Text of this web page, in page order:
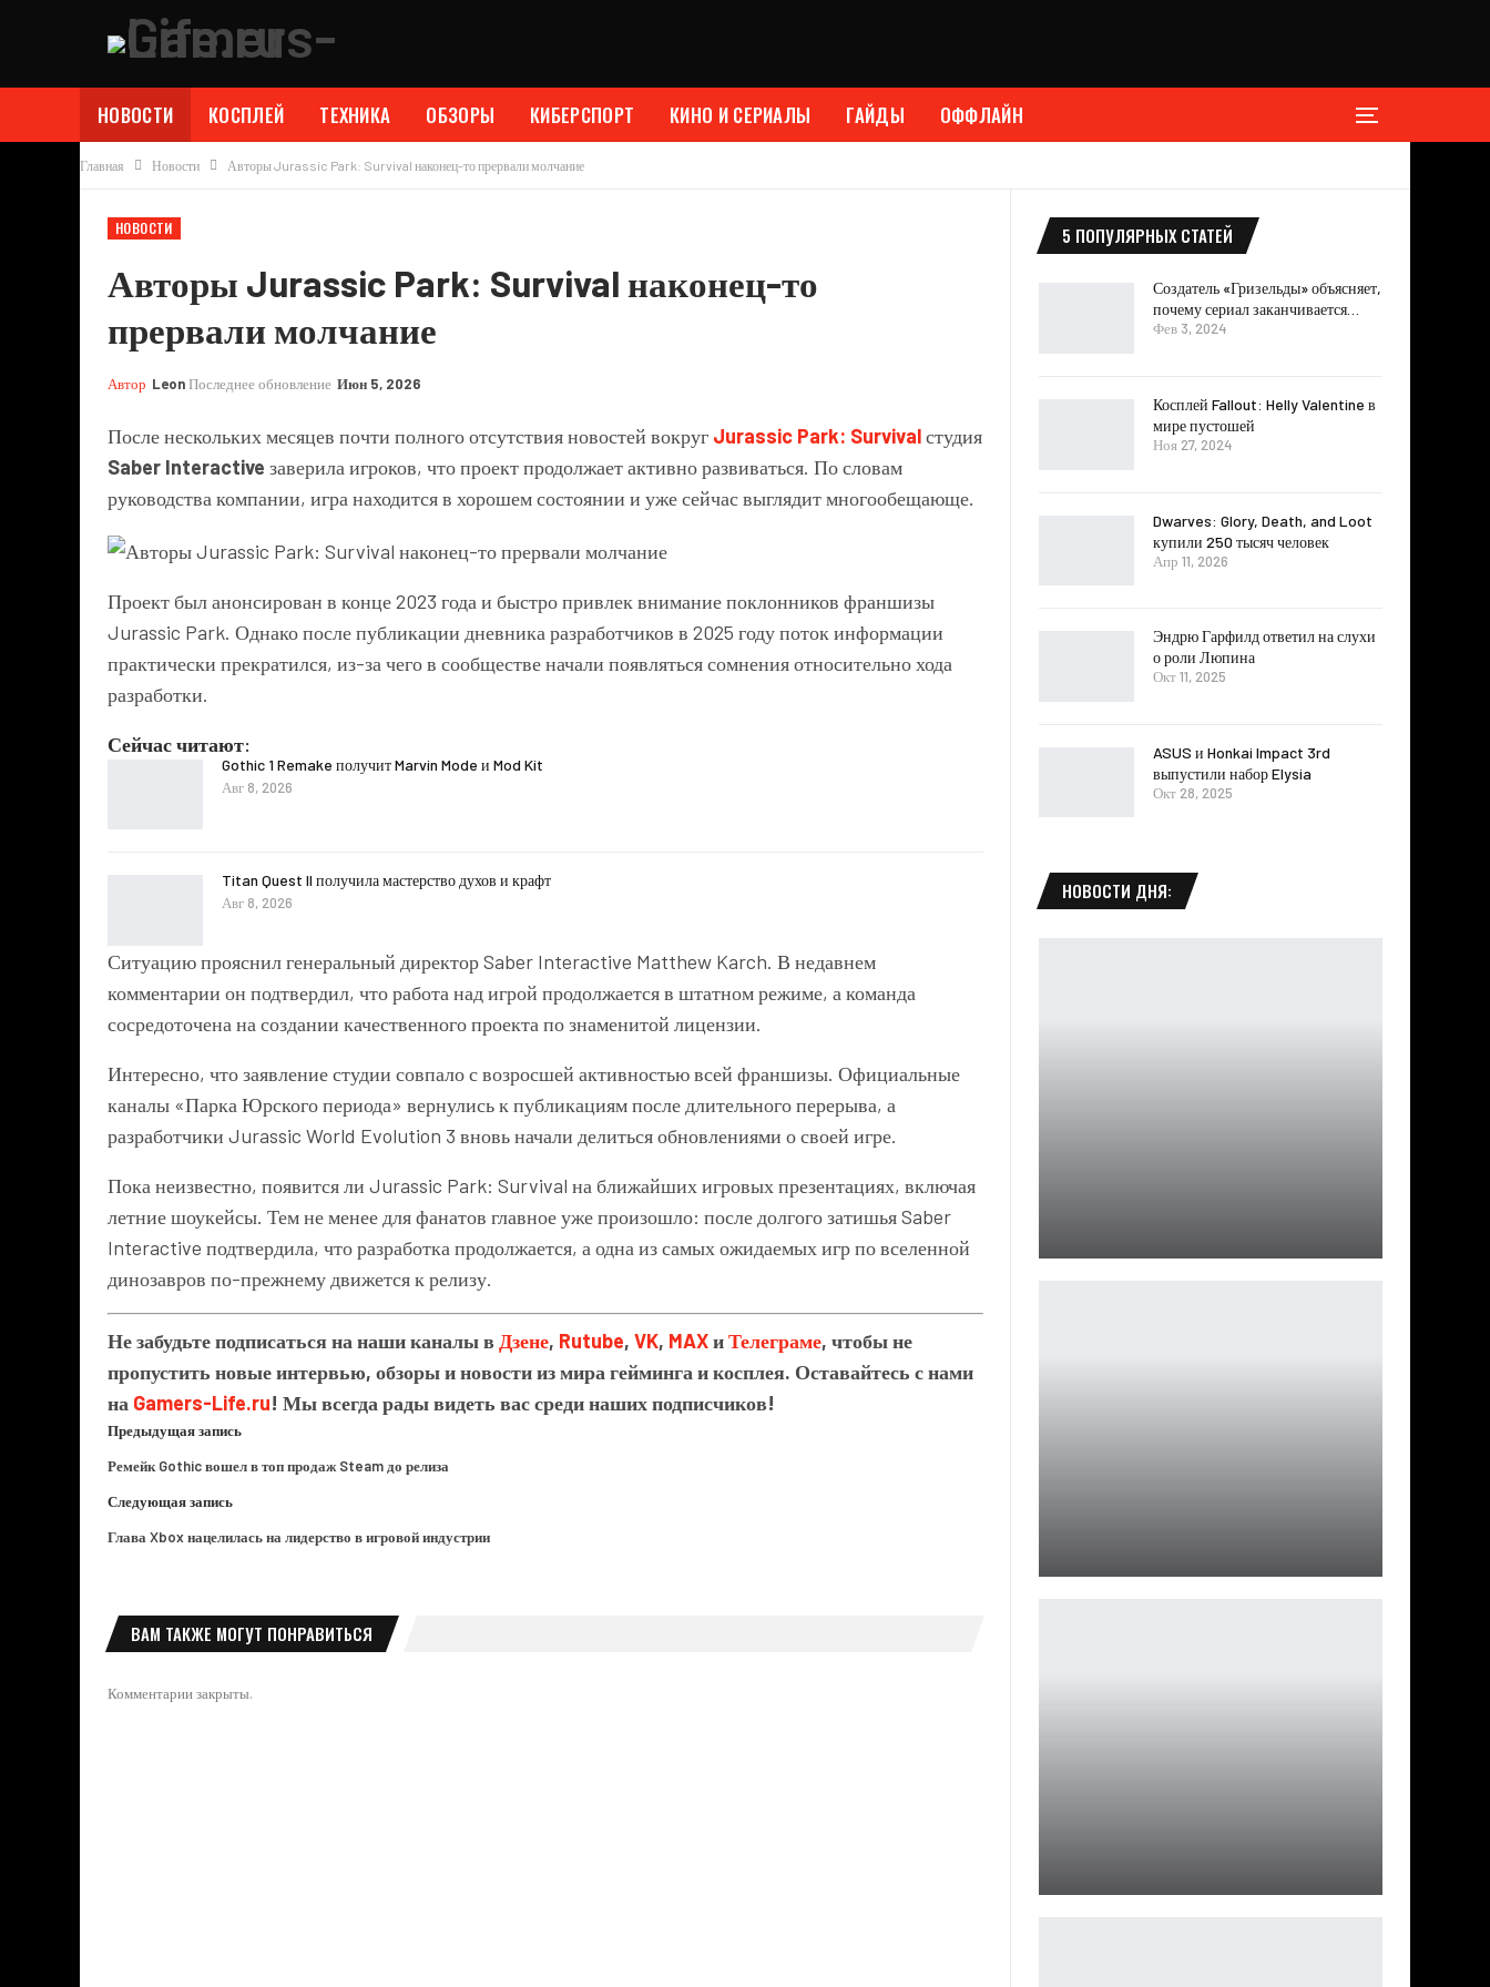
НОВОСТИ КОСПЛЕЙ ТЕХНИКА ОБЗОРЫ КИБЕРСПОРТ КИНО И СЕРИАЛЫ ГАЙДЫ ОФФЛАЙН
Главная Новости Авторы Jurassic Park: Survival наконец-то прервали молчание
НОВОСТИ
Авторы Jurassic Park: Survival наконец-то
прервали молчание
Автор LeonПоследнее обновление Июн 5, 2026
После нескольких месяцев почти полного отсутствия новостей вокруг Jurassic Park: Survivalстудия
Saber Interactive заверила игроков, что проект продолжает активно развиваться. По словам
руководства компании, игра находится в хорошем состоянии и уже сейчас выглядит многообещающе.
Проект был анонсирован в конце 2023 года и быстро привлек внимание поклонников франшизы
Jurassic Park. Однако после публикации дневника разработчиков в 2025 году поток информации
практически прекратился, из-за чего в сообществе начали появляться сомнения относительно хода
разработки.
Сейчас читают:
Gothic 1 Remake получит Marvin Mode и Mod Kit
Авг 8, 2026
Titan Quest II получила мастерство духов и крафт
Авг 8, 2026
Ситуацию прояснил генеральный директор Saber Interactive Matthew Karch. В недавнем
комментарии он подтвердил, что работа над игрой продолжается в штатном режиме, а команда
сосредоточена на создании качественного проекта по знаменитой лицензии.
Интересно, что заявление студии совпало с возросшей активностью всей франшизы. Официальные
каналы «Парка Юрского периода» вернулись к публикациям после длительного перерыва, а
разработчики Jurassic World Evolution 3 вновь начали делиться обновлениями о своей игре.
Пока неизвестно, появится ли Jurassic Park: Survival на ближайших игровых презентациях, включая
летние шоукейсы. Тем не менее для фанатов главное уже произошло: после долгого затишья Saber
Interactive подтвердила, что разработка продолжается, а одна из самых ожидаемых игр по вселенной
динозавров по-прежнему движется к релизу.
Не забудьте подписаться на наши каналы в Дзене, Rutube, VK, MAXиТелеграме, чтобы не
пропустить новые интервью, обзоры и новости из мира гейминга и косплея. Оставайтесь с нами
на Gamers-Life.ru! Мы всегда рады видеть вас среди наших подписчиков!
Предыдущая запись
Ремейк Gothic вошел в топ продаж Steam до релиза
Следующая запись
Глава Xbox нацелилась на лидерство в игровой индустрии
ВАМ ТАКЖЕ МОГУТ ПОНРАВИТЬСЯ
Комментарии закрыты.
5 ПОПУЛЯРНЫХ СТАТЕЙ
Создатель «Гризельды» объясняет,
почему сериал заканчивается…
Фев 3, 2024
Косплей Fallout: Helly Valentine в
мире пустошей
Ноя 27, 2024
Dwarves: Glory, Death, and Loot
купили 250 тысяч человек
Апр 11, 2026
Эндрю Гарфилд ответил на слухи
о роли Люпина
Окт 11, 2025
ASUS и Honkai Impact 3rd
выпустили набор Elysia
Окт 28, 2025
НОВОСТИ ДНЯ: